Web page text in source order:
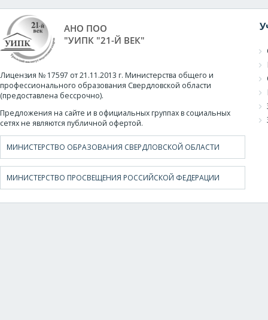
АНО ПОО
"УИПК "21-Й ВЕК"
Лицензия № 17597 от 21.11.2013 г. Министерства общего и
профессионального образования Свердловской области
(предоставлена бессрочно).
Предложения на сайте и в официальных группах в социальных
сетях не являются публичной офертой.
МИНИСТЕРСТВО ОБРАЗОВАНИЯ СВЕРДЛОВСКОЙ ОБЛАСТИ
МИНИСТЕРСТВО ПРОСВЕЩЕНИЯ РОССИЙСКОЙ ФЕДЕРАЦИИ